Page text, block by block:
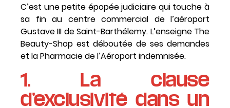
C’est une petite épopée judiciaire qui touche à
sa fin au centre commercial de l’aéroport
Gustave III de Saint-Barthélemy. L’enseigne The
Beauty-Shop est déboutée de ses demandes
et la Pharmacie de l’Aéroport indemnisée.
1. La clause
d’exclusivité dans un